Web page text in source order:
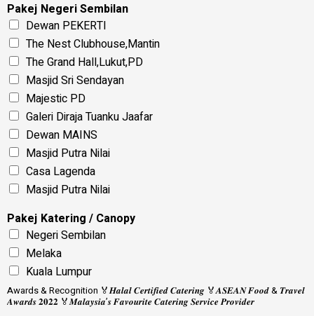
Pakej Negeri Sembilan
Dewan PEKERTI
The Nest Clubhouse,Mantin
The Grand Hall,Lukut,PD
Masjid Sri Sendayan
Majestic PD
Galeri Diraja Tuanku Jaafar
Dewan MAINS
Masjid Putra Nilai
Casa Lagenda
Masjid Putra Nilai
Pakej Katering / Canopy
Negeri Sembilan
Melaka
Kuala Lumpur
Awards & Recognition 🏅𝑯𝒂𝒍𝒂𝒍 𝑪𝒆𝒓𝒕𝒊𝒇𝒊𝒆𝒅 𝑪𝒂𝒕𝒆𝒓𝒊𝒏𝒈 🏅𝑨𝑺𝑬𝑨𝑵 𝑭𝒐𝒐𝒅 & 𝑻𝒓𝒂𝒗𝒆𝒍
𝑨𝒘𝒂𝒓𝒅𝒔 𝟐𝟎𝟐𝟐 🏅𝑴𝒂𝒍𝒂𝒚𝒔𝒊𝒂’𝒔 𝑭𝒂𝒗𝒐𝒖𝒓𝒊𝒕𝒆 𝑪𝒂𝒕𝒆𝒓𝒊𝒏𝒈 𝑺𝒆𝒓𝒗𝒊𝒄𝒆 𝑷𝒓𝒐𝒗𝒊𝒅𝒆𝒓